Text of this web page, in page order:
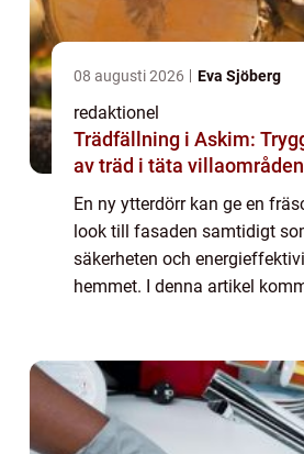
08 augusti 2026 Eva Sjöberg
redaktionel
Trädfällning i Askim:
av träd i täta villaområden
En ny ytterdörr kan ge en
look till fasaden samtidigt
säkerheten och
hemmet. I denna artikel
historisk...